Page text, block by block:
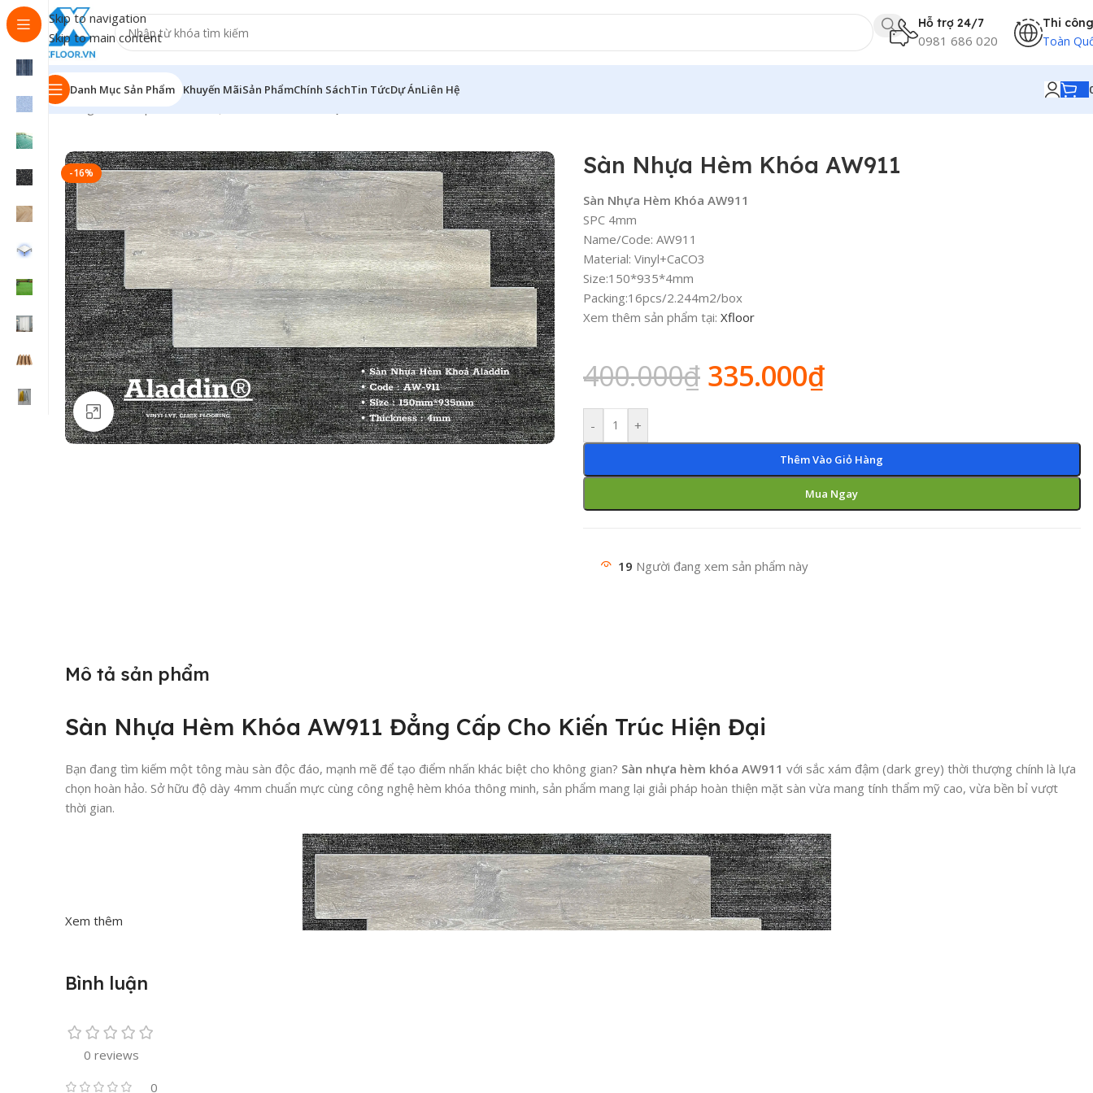
Skip to navigation
Skip to main content
Hỗ trợ 24/7
0981 686 020
Thi công
Toàn
Danh Mục Sản Phẩm Khuyến MãiSản PhẩmChính SáchTin TứcDự ÁnLiên Hệ
Trang chủ/Sản phẩm/
-16%
Click to enlarge
Sàn Nhựa Hèm Khóa AW911
Sàn Nhựa Hèm Khóa AW911
SPC 4mm
Name/Code: AW911
Material: Vinyl+CaCO3
Size:150*935*4mm
Packing:16pcs/2.244m2/box
Xem thêm sản phẩm tại: Xfloor
400.000₫ 335.000₫
- +
Thêm Vào Giỏ Hàng
Mua Ngay
19 Người đang xem sản phẩm này
Mô tả sản phẩm
Sàn Nhựa Hèm Khóa AW911 Đẳng Cấp Cho Kiến Trúc Hiện Đại
Bạn đang tìm kiếm một tông màu sàn độc đáo, mạnh mẽ để tạo điểm nhấn khác biệt cho không gian? Sàn nhựa hèm khóa AW911 với sắc xám đậm (dark grey) thời thượng chính là lựa
chọn hoàn hảo. Sở hữu độ dày 4mm chuẩn mực cùng công nghệ hèm khóa thông minh, sản phẩm mang lại giải pháp hoàn thiện mặt sàn vừa mang tính thẩm mỹ cao, vừa bền bỉ vượt
thời gian.
Xem thêm
Bình luận
0 reviews
0